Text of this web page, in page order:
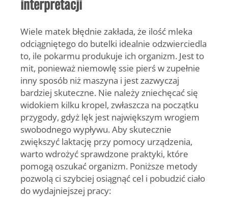
Wiele matek błędnie zakłada, że ilość mleka
odciągniętego do butelki idealnie odzwierciedla
to, ile pokarmu produkuje ich organizm. Jest to
mit, ponieważ niemowlę ssie pierś w zupełnie
inny sposób niż maszyna i jest zazwyczaj
bardziej skuteczne. Nie należy zniechęcać się
widokiem kilku kropel, zwłaszcza na początku
przygody, gdyż lęk jest największym wrogiem
swobodnego wypływu. Aby skutecznie
zwiększyć laktację przy pomocy urządzenia,
warto wdrożyć sprawdzone praktyki, które
pomogą oszukać organizm. Poniższe metody
pozwolą ci szybciej osiągnąć cel i pobudzić ciało
do wydajniejszej pracy: